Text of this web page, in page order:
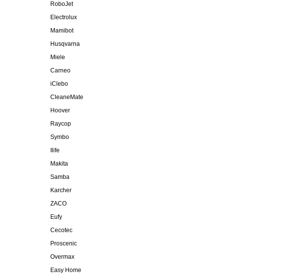
RoboJet
Electrolux
Mamibot
Husqvarna
Miele
Carneo
iClebo
CleaneMate
Hoover
Raycop
Symbo
Ilife
Makita
Samba
Karcher
ZACO
Eufy
Cecotec
Proscenic
Overmax
Easy Home